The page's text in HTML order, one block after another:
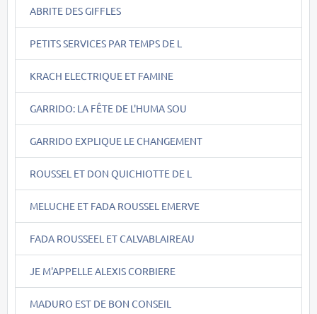
ABRITE DES GIFFLES
PETITS SERVICES PAR TEMPS DE L
KRACH ELECTRIQUE ET FAMINE
GARRIDO: LA FÊTE DE L'HUMA SOU
GARRIDO EXPLIQUE LE CHANGEMENT
ROUSSEL ET DON QUICHIOTTE DE L
MELUCHE ET FADA ROUSSEL EMERVE
FADA ROUSSEEL ET CALVABLAIREAU
JE M'APPELLE ALEXIS CORBIERE
MADURO EST DE BON CONSEIL